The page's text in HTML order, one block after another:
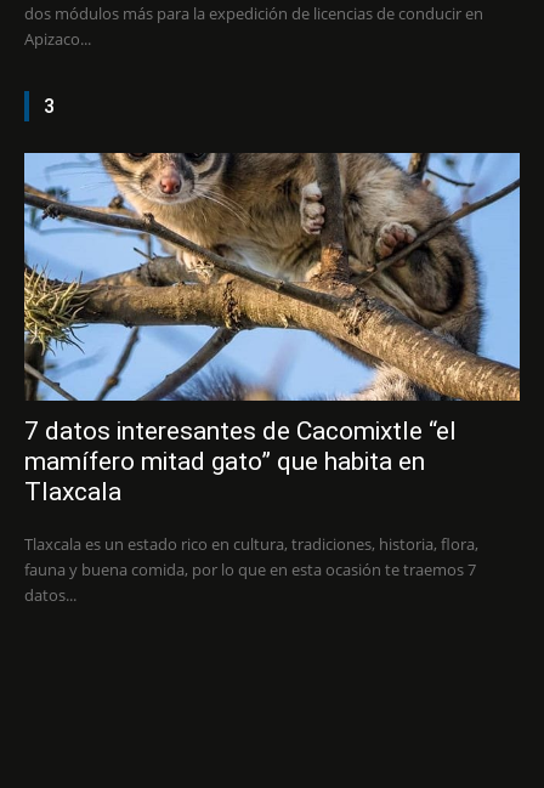
dos módulos más para la expedición de licencias de conducir en
Apizaco...
3
7 datos interesantes de Cacomixtle “el
mamífero mitad gato” que habita en
Tlaxcala
Tlaxcala es un estado rico en cultura, tradiciones, historia, flora,
fauna y buena comida, por lo que en esta ocasión te traemos 7
datos...